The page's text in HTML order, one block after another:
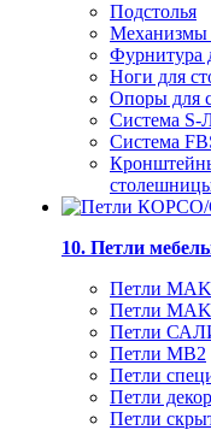
Подстолья
Механизмы
Фурнитура
Ноги для
Опоры для
Система
Система
10. Петли
Петли
Петли
Петли
Петли MB2
Петли
Петли
Петли